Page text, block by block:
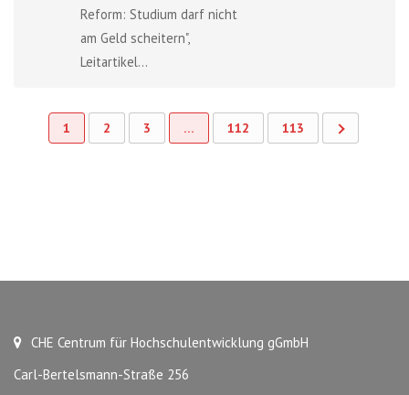
Reform: Studium darf nicht
am Geld scheitern",
Leitartikel...
1 2 3 … 112 113
CHE Centrum für Hochschulentwicklung gGmbH
Carl-Bertelsmann-Straße 256